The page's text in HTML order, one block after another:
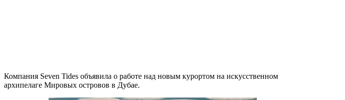
Компания Seven Tides объявила о работе над новым курортом на искусственном
архипелаге Мировых островов в Дубае.